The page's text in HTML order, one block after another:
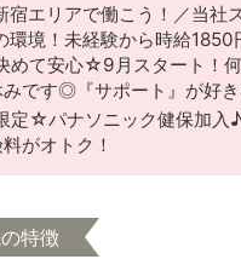
宿エリアで働こう！／当社
環境！未経験から時給1850
めて安心☆9月スタート！
です◎『サポート』が好
定☆パナソニック健保加入
がオトク！
特徴